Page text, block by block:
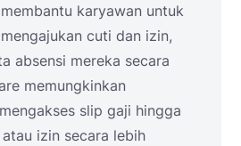
karyawan untuk
cuti dan izin,
absensi mereka secara
memungkinkan
slip gaji hingga
izin secara lebih